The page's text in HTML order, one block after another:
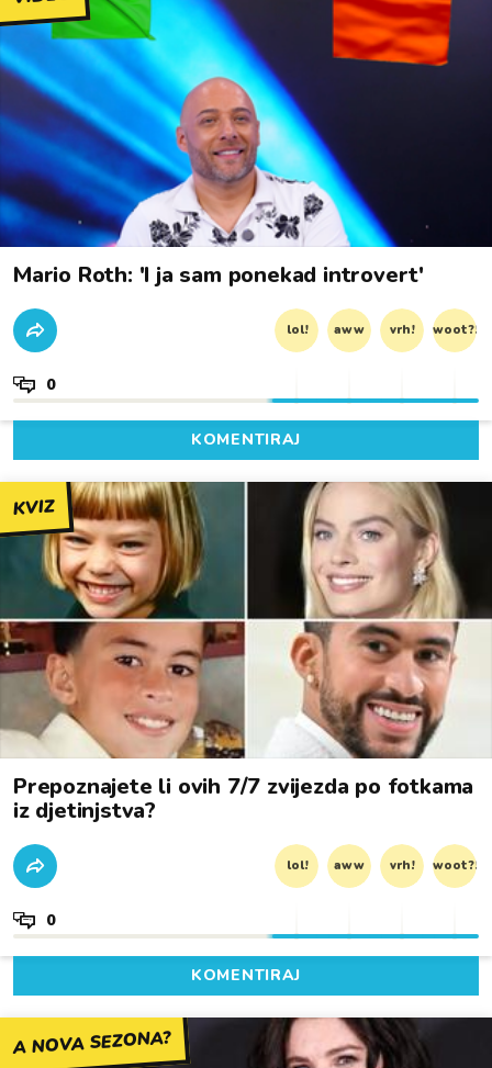
Mario Roth: 'I ja sam ponekad introvert'
lol! aww vrh! woot?!
0
KOMENTIRAJ
KVIZ
Prepoznajete li ovih 7/7 zvijezda po fotkama
iz djetinjstva?
lol! aww vrh! woot?!
0
KOMENTIRAJ
A NOVA SEZONA?